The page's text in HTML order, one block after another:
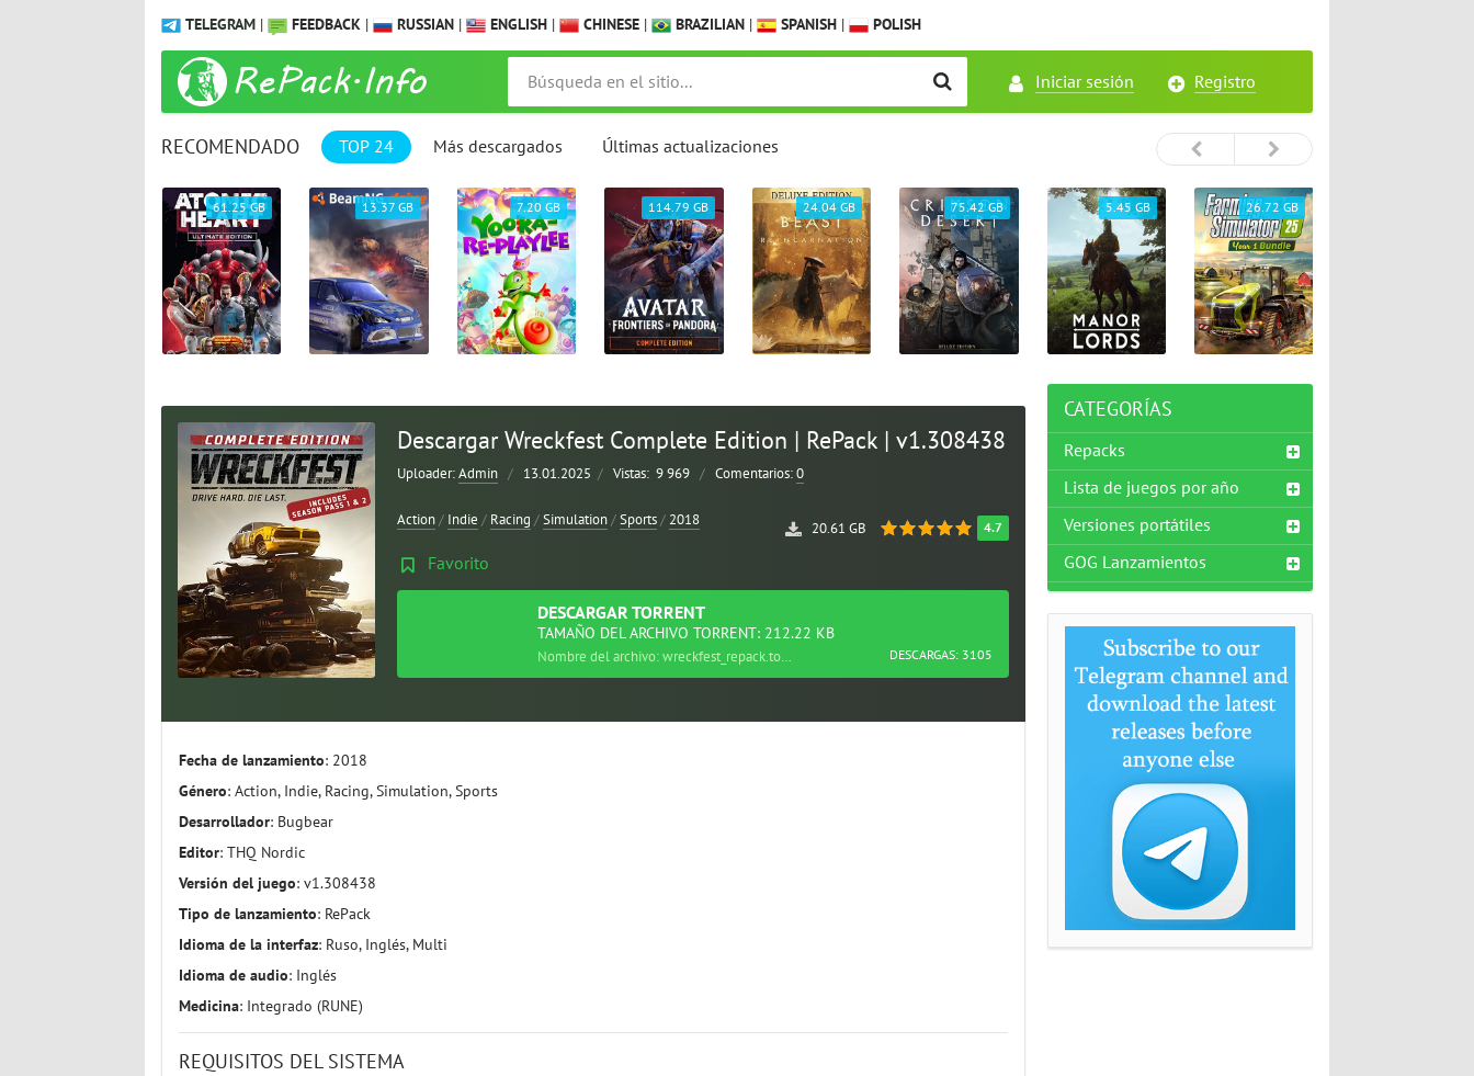
TELEGRAM | FEEDBACK | RUSSIAN | ENGLISH | CHINESE | BRAZILIAN | SPANISH | POLISH
Iniciar sesión Registro
RECOMENDADO TOP 24 Más descargados Últimas actualizaciones
61.25 GB 13.37 GB 7.20 GB 114.79 GB 24.04 GB 75.42 GB 5.45 GB 26.72 GB
Descargar Wreckfest Complete Edition | RePack | v1.308438
Uploader:Admin / 13.01.2025 / Vistas: 9 969 / Comentarios:0
4.7
20.61 GB
Action/ Indie / Racing /Simulation/Sports/ 2018
Favorito
DESCARGAR TORRENT
TAMAÑO DEL ARCHIVO TORRENT: 212.22 KB
DESCARGAS: 3105
Nombre del archivo: wreckfest_repack.torrent
Fecha de lanzamiento: 2018
Género: Action, Indie, Racing, Simulation, Sports
Desarrollador: Bugbear
Editor: THQ Nordic
Versión del juego: v1.308438
Tipo de lanzamiento: RePack
Idioma de la interfaz: Ruso, Inglés, Multi
Idioma de audio: Inglés
Medicina: Integrado (RUNE)
REQUISITOS DEL SISTEMA
CATEGORÍAS
Repacks
Lista de juegos por año
Versiones portátiles
GOG Lanzamientos